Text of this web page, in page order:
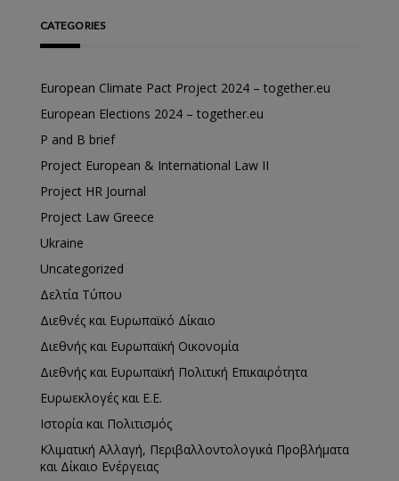
CATEGORIES
European Climate Pact Project 2024 – together.eu
European Elections 2024 – together.eu
P and B brief
Project European & International Law II
Project HR Journal
Project Law Greece
Ukraine
Uncategorized
Δελτία Τύπου
Διεθνές και Ευρωπαϊκό Δίκαιο
Διεθνής και Ευρωπαϊκή Οικονομία
Διεθνής και Ευρωπαϊκή Πολιτική Επικαιρότητα
Ευρωεκλογές και Ε.Ε.
Ιστορία και Πολιτισμός
Κλιματική Αλλαγή, Περιβαλλοντολογικά Προβλήματα
και Δίκαιο Ενέργειας